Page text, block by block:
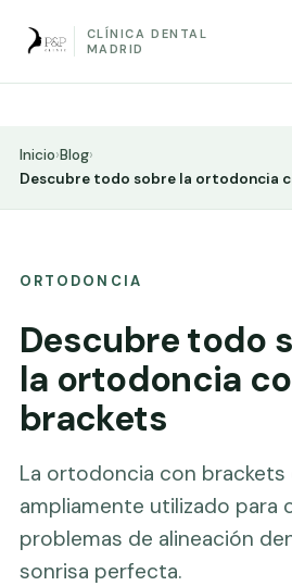
CLÍNICA DENTAL
MADRID
Inicio›Blog›
Descubre todo sobre la ortodoncia
ORTODONCIA
Descubre todo
la ortodoncia
brackets
La ortodoncia con
ampliamente utilizado para
problemas de alineación
sonrisa perfecta.